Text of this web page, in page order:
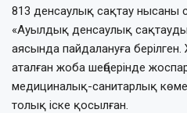
813 денсаулық сақтау нысаны
«Ауылдық денсаулық
аясында пайдалануға
аталған жоба шеңберінде
медициналық-санитарлық
толық іске қосылған.